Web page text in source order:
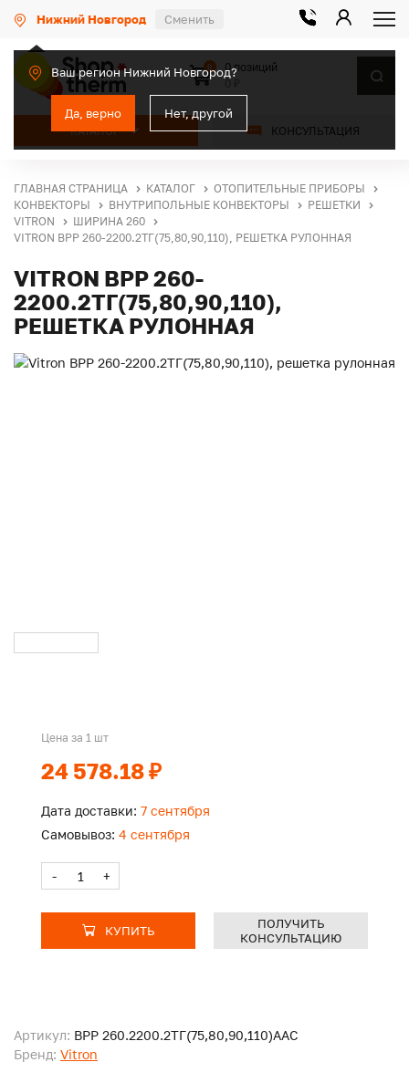
Нижний Новгород Сменить
Ваш регион Нижний Новгород?
Да, верно Нет, другой
КАТАЛОГ КОНСУЛЬТАЦИЯ
0
0 позиций
ГЛАВНАЯ СТРАНИЦА КАТАЛОГ
ОТОПИТЕЛЬНЫЕ ПРИБОРЫ
КОНВЕКТОРЫ
ВНУТРИПОЛЬНЫЕ КОНВЕКТОРЫ
РЕШЕТКИ
VITRON
ШИРИНА 260
VITRON ВРР 260-2200.2ТГ(75,80,90,110), РЕШЕТКА РУЛОННАЯ
VITRON ВРР 260-
2200.2ТГ(75,80,90,110),
РЕШЕТКА РУЛОННАЯ
Артикул: ВРР 260.2200.2ТГ(75,80,90,110)ААС
Бренд: Vitron
Цена за 1 шт
24 578.18 ₽
Дата доставки: 7 сентября
Самовывоз: 4 сентября
- +
КУПИТЬ
ПОЛУЧИТЬ
КОНСУЛЬТАЦИЮ